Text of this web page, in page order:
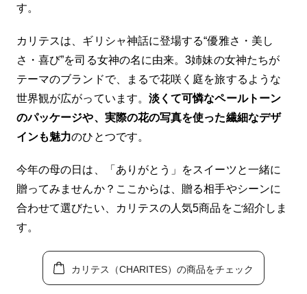
ください。 ・受け取り可能期間は、不在票を
投函した日を含めて3日間となります。 【下
記地域へはお届けできません。ご了承くださ
い。】 ■北海道： 利尻郡、礼文郡 ■東京都：
伊豆諸島（青ヶ島村、神津島 村、利島村、新
島村(式根島含む)、御蔵島村、三宅村、小笠
崎県： 対馬市 ■鹿児島県： 奄美市、大島
石垣市、島尻郡(北大東村、久米島町、南大
東村)、宮古郡、宮古島市、八重山郡(竹富
料込以外の商品と合わせ買いをした場合、別
受け取り日時を必ずご確認・ご指定くださ
い。 ・受け取り可能期間は発送日の翌々日ま
す。
カリテスは、ギリシャ神話に登場する“優雅さ・美し
さ・喜び”を司る女神の名に由来。3姉妹の女神たちが
テーマのブランドで、まるで花咲く庭を旅するような
世界観が広がっています。 淡くて可憐なペールトーン
のパッケージや、実際の花の写真を使った繊細なデザ
インも魅力のひとつです。
今年の母の日は、「ありがとう」をスイーツと一緒に
贈ってみませんか？ここからは、贈る相手やシーンに
合わせて選びたい、カリテスの人気5商品をご紹介しま
す。
カリテス（CHARITES）の商品をチェック